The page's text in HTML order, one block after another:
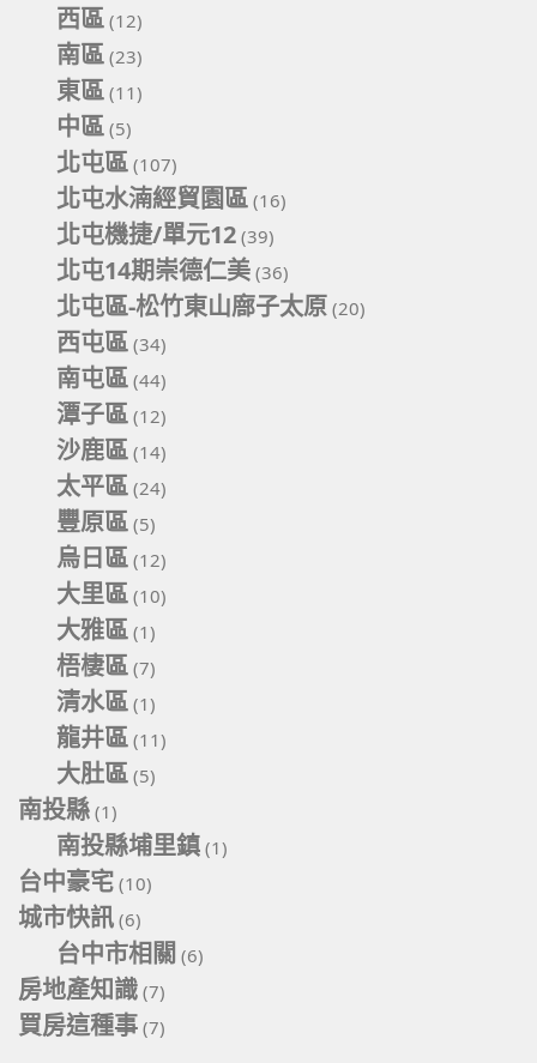
西區 (12)
南區 (23)
東區 (11)
中區 (5)
北屯區 (107)
北屯水湳經貿園區 (16)
北屯機捷/單元12 (39)
北屯14期崇德仁美 (36)
北屯區-松竹東山廍子太原 (20)
西屯區 (34)
南屯區 (44)
潭子區 (12)
沙鹿區 (14)
太平區 (24)
豐原區 (5)
烏日區 (12)
大里區 (10)
大雅區 (1)
梧棲區 (7)
清水區 (1)
龍井區 (11)
大肚區 (5)
南投縣 (1)
南投縣埔里鎮 (1)
台中豪宅 (10)
城市快訊 (6)
台中市相關 (6)
房地產知識 (7)
買房這種事 (7)